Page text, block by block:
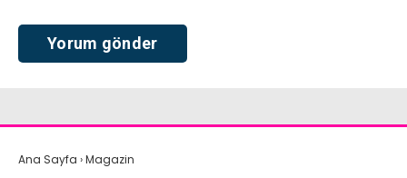
Ana Sayfa ›Magazin